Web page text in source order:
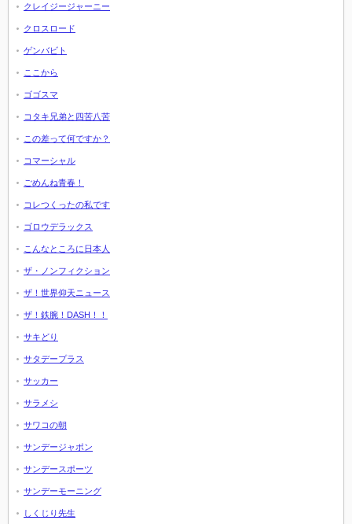
クレイジージャーニー
クロスロード
ゲンバビト
ここから
ゴゴスマ
コタキ兄弟と四苦八苦
この差って何ですか？
コマーシャル
ごめんね青春！
コレつくったの私です
ゴロウデラックス
こんなところに日本人
ザ・ノンフィクション
ザ！世界仰天ニュース
ザ！鉄腕！DASH！！
サキどり
サタデープラス
サッカー
サラメシ
サワコの朝
サンデージャポン
サンデースポーツ
サンデーモーニング
しくじり先生